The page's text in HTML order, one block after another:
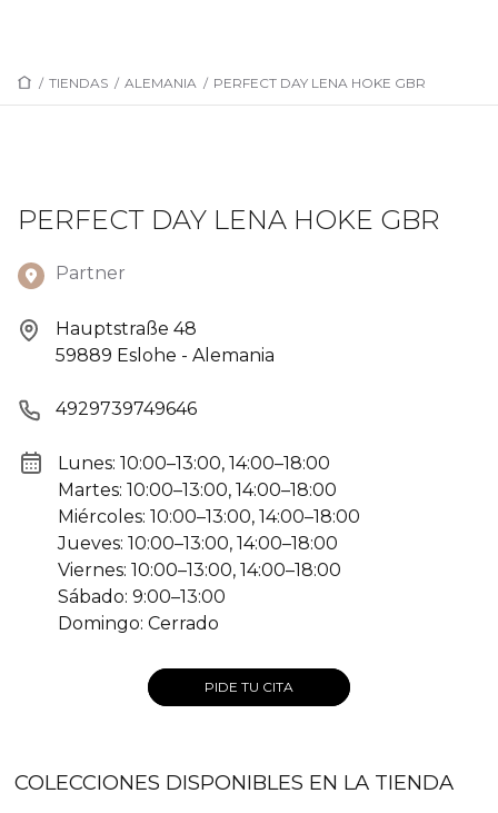
/ TIENDAS / ALEMANIA / PERFECT DAY LENA HOKE GBR
PERFECT DAY LENA HOKE GBR
Partner
Hauptstraße 48
59889 Eslohe - Alemania
4929739749646
Lunes: 10:00–13:00, 14:00–18:00
Martes: 10:00–13:00, 14:00–18:00
Miércoles: 10:00–13:00, 14:00–18:00
Jueves: 10:00–13:00, 14:00–18:00
Viernes: 10:00–13:00, 14:00–18:00
Sábado: 9:00–13:00
Domingo: Cerrado
PIDE TU CITA
COLECCIONES DISPONIBLES EN LA TIENDA